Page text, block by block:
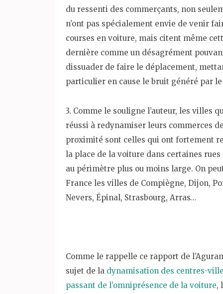
du ressenti des commerçants, non
n’ont pas spécialement envie de venir
courses en voiture, mais citent même
dernière comme un désagrément
dissuader de faire le déplacement,
particulier en cause le bruit généré par
3. Comme le souligne l’auteur, les villes
réussi à redynamiser leurs commerces
proximité sont celles qui ont fortement
la place de la voiture dans certaines rues
au périmètre plus ou moins large. On
France les villes de Compiègne, Dijon,
Nevers, Épinal, Strasbourg, Arras…
Comme le rappelle ce rapport de
sujet de la dynamisation des centres-
passant de l’omniprésence de la voiture,